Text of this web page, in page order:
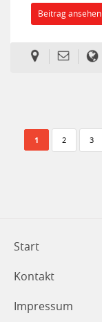
Beitrag ansehen
1 2 3
Start
Kontakt
Impressum